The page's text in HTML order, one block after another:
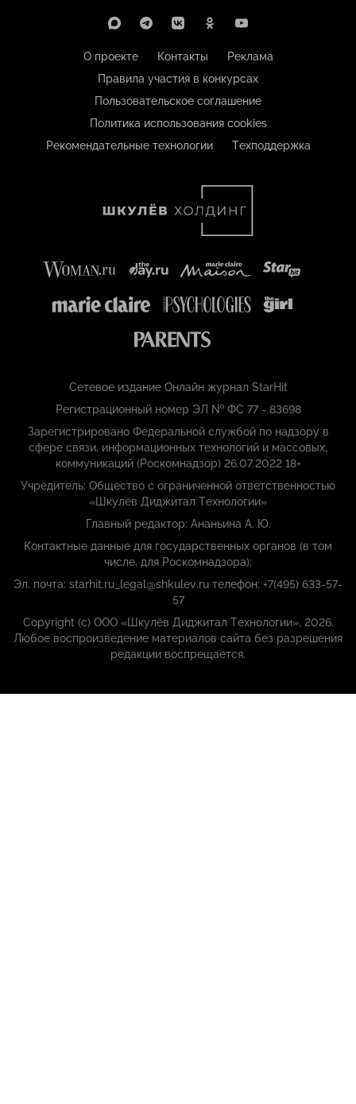
О проекте Контакты
Реклама
Правила участия в конкурсах
Пользовательское соглашение
Политика использования cookies
Рекомендательные технологии
Техподдержка
Сетевое издание Онлайн журнал StarHit
Регистрационный номер ЭЛ № ФС 77 - 83698
Зарегистрировано Федеральной службой по надзору в
сфере связи, информационных технологий и массовых,
коммуникаций (Роскомнадзор) 26.07.2022 18+
Учредитель: Общество с ограниченной ответственностью
«Шкулёв Диджитал Технологии»
Главный редактор: Ананьина А. Ю.
Контактные данные для государственных органов (в том
числе, для Роскомнадзора):
Эл. почта: starhit.ru_legal@shkulev.ru телефон: +7(495) 633-57-
57
Copyright (с) ООО «Шкулёв Диджитал Технологии», 2026.
Любое воспроизведение материалов сайта без разрешения
редакции воспрещается.